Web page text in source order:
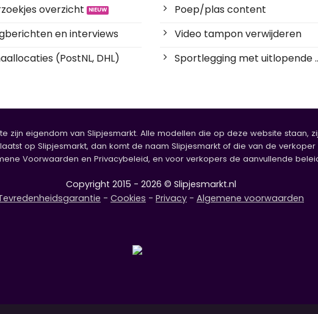
overzicht
en interviews
(PostNL, DHL)
Poep/plas content
Video tampon verwijderen
Sportlegging met uitlopende
zijn eigendom van Slipjesmarkt. Alle modellen die op deze website staan,
op Slipjesmarkt, dan komt de naam Slipjesmarkt of die van de
Voorwaarden en Privacybeleid, en voor verkopers de aanvullende
Copyright 2015 - 2026 © Slipjesmarkt.nl
- Cookies - Privacy - Algemene voorwaarden